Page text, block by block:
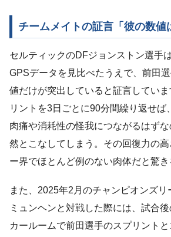
チームメイトの証言「彼の数値
セルティックのDFジョンストン選手
GPSデータを見比べたうえで、前田
値だけが突出していると証言してい
リントを3日ごとに90分間繰り返せば
肉痛や消耗性の怪我につながるはず
然とこなしてしまう。その回復力の
ー界でほとんど例のない肉体だと驚き
また、2025年2月のチャンピオンズリ
ミュンヘンと対戦した際には、試合
カールームで前田選手のスプリント